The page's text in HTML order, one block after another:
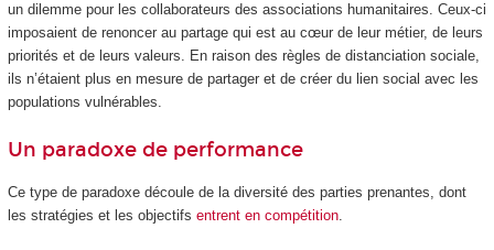
un dilemme pour les collaborateurs des associations humanitaires. Ceux-ci
imposaient de renoncer au partage qui est au cœur de leur métier, de leurs
priorités et de leurs valeurs. En raison des règles de distanciation sociale,
ils n’étaient plus en mesure de partager et de créer du lien social avec les
populations vulnérables.
Un paradoxe de performance
Ce type de paradoxe découle de la diversité des parties prenantes, dont
les stratégies et les objectifs entrent en compétition.